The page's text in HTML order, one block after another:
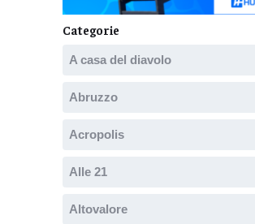
Categorie
A casa del diavolo
Abruzzo
Acropolis
Alle 21
Altovalore